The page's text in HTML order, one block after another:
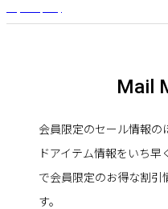
Mail
会員限定のセール情報の
ドアイテム情報をいち
で会員限定のお得な割引
す。